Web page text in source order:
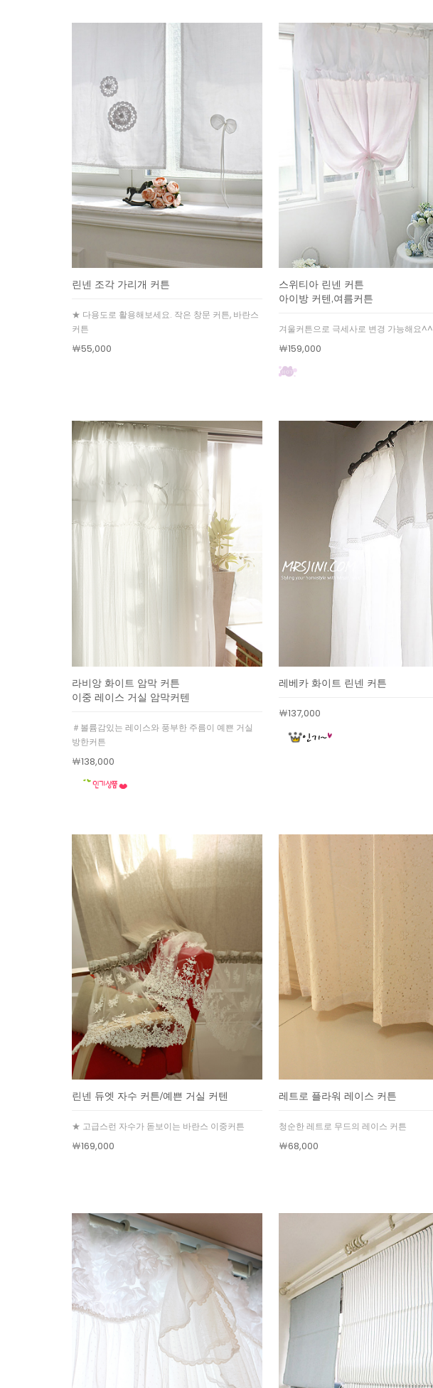
린넨 조각 가리개 커튼
★ 다용도로 활용해보세요. 작은 창문 커튼, 바란스
커튼
￦55,000
스위티아 린넨 커튼
아이방 커텐,여름커튼
겨울커튼으로 극세사로 변경 가능해요^^
￦159,000
라비앙 화이트 암막 커튼
이중 레이스 거실 암막커텐
＃볼륨감있는 레이스와 풍부한 주름이 예쁜 거실
방한커튼
￦138,000
레베카 화이트 린넨 커튼
￦137,000
린넨 듀엣 자수 커튼/예쁜 거실 커텐
★ 고급스런 자수가 돋보이는 바란스 이중커튼
￦169,000
레트로 플라워 레이스 커튼
청순한 레트로 무드의 레이스 커튼
￦68,000